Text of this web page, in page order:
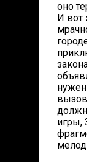
оно
И вот
игры,